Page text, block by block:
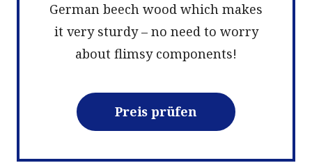
German beech wood which makes
it very sturdy – no need to worry
about flimsy components!
Preis prüfen